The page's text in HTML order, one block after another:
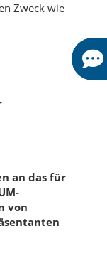
Zweck wie
an das für
von